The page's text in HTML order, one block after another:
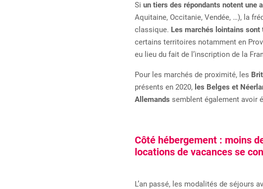
Si un tiers des répondants notent une
Aquitaine, Occitanie, Vendée, …), la
classique. Les marchés lointains sont
certains territoires notamment en
eu lieu du fait de l’inscription de la
Pour les marchés de proximité, les
présents en 2020, les Belges et
Allemands semblent également avoir
Côté hébergement : moins
locations de vacances se
L’an passé, les modalités de séjours